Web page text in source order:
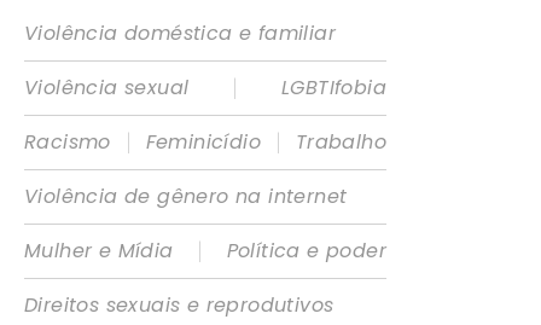
Violência doméstica e familiar
Violência sexual
|
LGBTIfobia
Racismo
| Feminicídio |
Trabalho
Violência de gênero na internet
Mulher e Mídia
|
Política e poder
Direitos sexuais e reprodutivos